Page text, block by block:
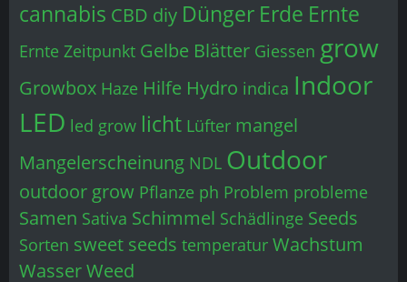
cannabis CBD diy Dünger Erde Ernte
Ernte Zeitpunkt Gelbe Blätter Giessen grow
Growbox Haze Hilfe Hydro indica Indoor
LED led grow licht Lüfter mangel
Mangelerscheinung NDL Outdoor
outdoor grow Pflanze ph Problem probleme
Samen Sativa Schimmel Schädlinge Seeds
Sorten sweet seeds temperatur Wachstum
WasserWeed